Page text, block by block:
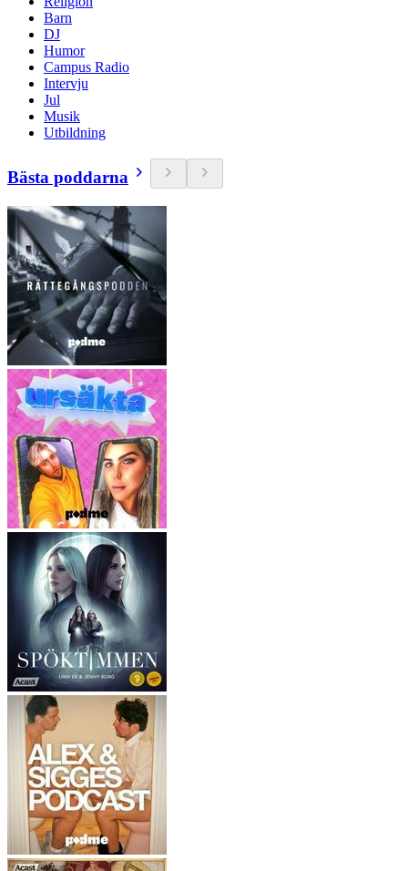
Barn
DJ
Humor
Campus Radio
Intervju
Jul
Musik
Utbildning
Bästa poddarna